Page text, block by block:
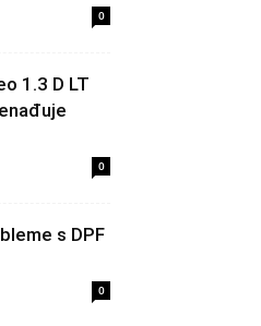
0
1.3 D LT
0
s DPF
0